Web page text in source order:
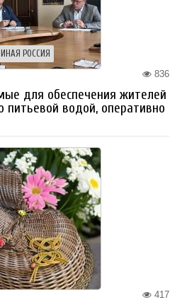
РОССИЯ
836
для обеспечения жителей
питьевой водой, оперативно
417